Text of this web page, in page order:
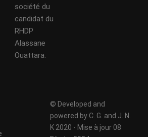
société du
candidat du
RHDP
Alassane
Ouattara.
© Developed and
powered by C. G. and J. N.
K 2020 - Mise à jour 08